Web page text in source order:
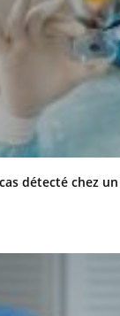
détecté chez